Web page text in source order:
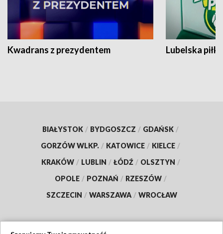
Kwadrans z prezydentem Lubelska piłka
BIAŁYSTOK / BYDGOSZCZ / GDAŃSK /
GORZÓW WLKP. / KATOWICE / KIELCE /
KRAKÓW / LUBLIN / ŁÓDŹ / OLSZTYN /
OPOLE / POZNAŃ / RZESZÓW /
SZCZECIN / WARSZAWA / WROCŁAW